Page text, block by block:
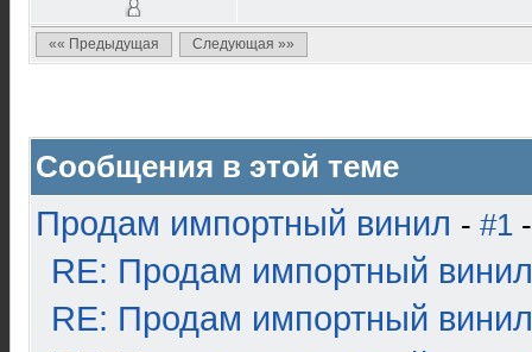
«« Предыдущая Следующая »»
Сообщения в этой теме
Продам импортный винил - #1
RE: Продам импортный винил
RE: Продам импортный винил